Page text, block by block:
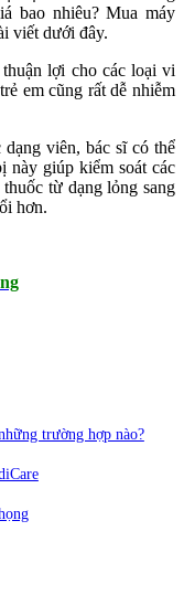
bao nhiêu? Mua máy
viết dưới đây.
lợi cho các loại vi
em cũng rất dễ nhiễm
viên, bác sĩ có thể
này giúp kiểm soát các
từ dạng lỏng sang
hơn.
trường hợp nào?